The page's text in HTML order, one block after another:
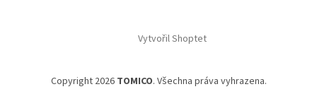
Vytvořil Shoptet
Copyright 2026 TOMICO. Všechna práva vyhrazena.